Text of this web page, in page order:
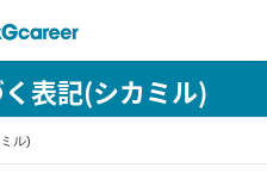
表記(シカミル)
ル)